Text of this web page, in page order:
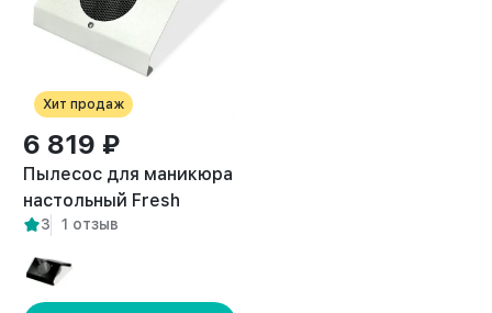
Хит продаж
6 819 ₽
Пылесос для маникюра
настольный Fresh
белый
3 1 отзыв